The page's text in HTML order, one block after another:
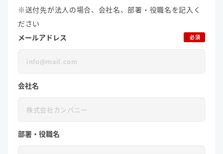
※送付先が法人の場合、会社名、部署・役職名を記入く
ださい
メールアドレス
必須
会社名
部署・役職名